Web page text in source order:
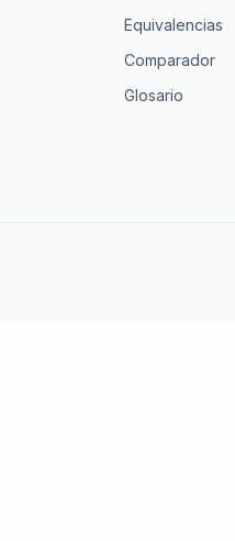
Equivalencias
Comparador
Glosario